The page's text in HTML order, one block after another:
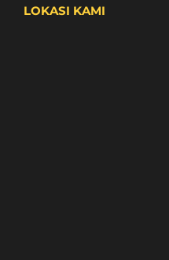
LOKASI KAMI